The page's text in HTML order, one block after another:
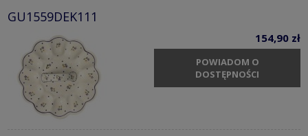
GU1559DEK111
154,90 zł
POWIADOM O
DOSTĘPNOŚCI